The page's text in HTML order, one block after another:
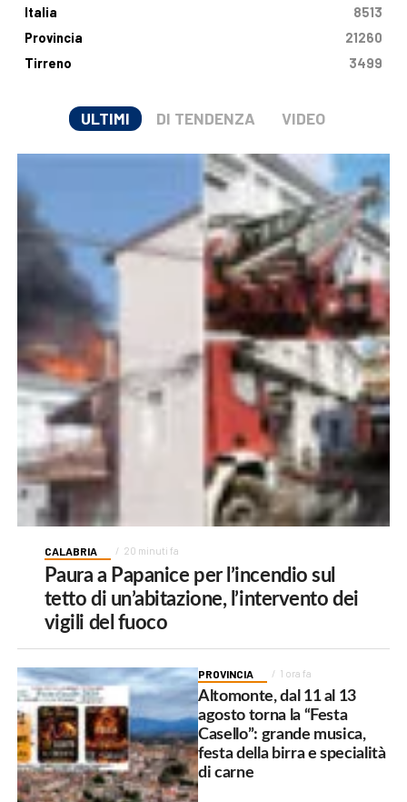
Italia
8513
Provincia
21260
Tirreno
3499
ULTIMI DI TENDENZA VIDEO
CALABRIA 20 minuti fa
Paura a Papanice per l’incendio sul
tetto di un’abitazione, l’intervento dei
vigili del fuoco
PROVINCIA 1 ora fa
Altomonte, dal 11 al 13
agosto torna la “Festa
Casello”: grande musica,
festa della birra e specialità
di carne